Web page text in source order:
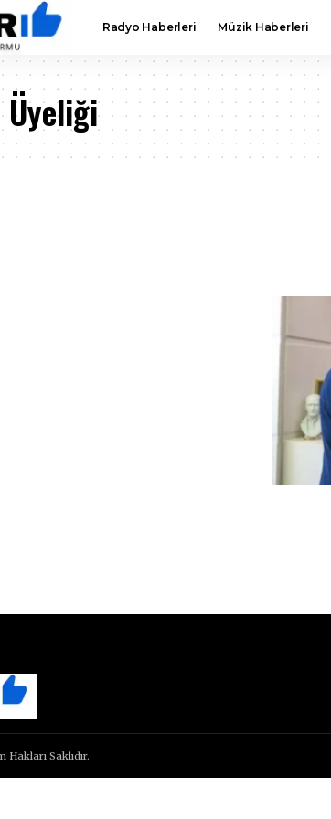
Radyo Haberleri Müzik Haberleri
Üyeliği
Saklıdır.